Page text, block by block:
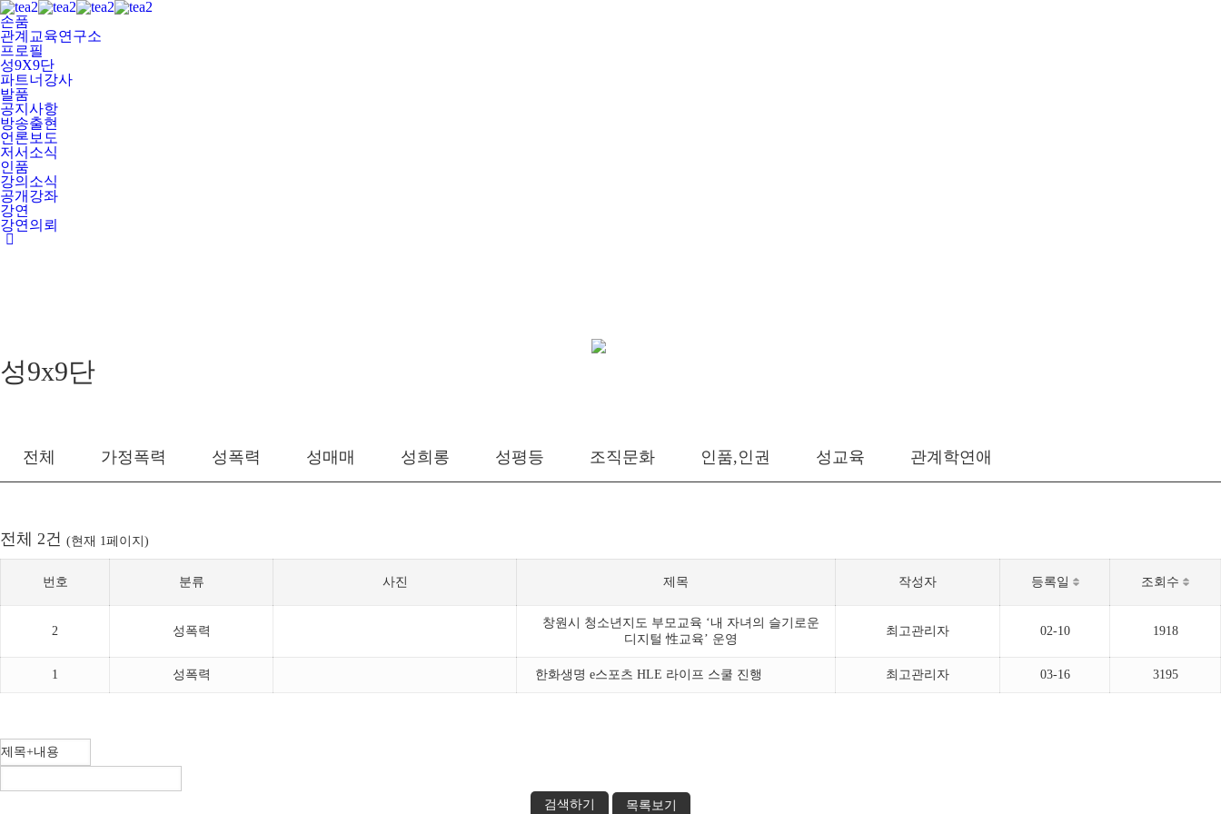
손품
관계교육연구소
프로필
성9X9단
파트너강사
발품
공지사항
방송출현
언론보도
저서소식
인품
강의소식
공개강좌
강연
강연의뢰
성9x9단
전체 가정폭력 성폭력 성매매 성희롱 성평등 조직문화 인품,인권 성교육 관계학연애
전체 2건 (현재 1페이지)
번호 분류 사진 제목 작성자 등록일 조회수
2 성폭력
창원시 청소년지도 부모교육 ‘내 자녀의 슬기로운
디지털 性교육’ 운영
최고관리자 02-10 1918
1 성폭력 한화생명 e스포츠 HLE 라이프 스쿨 진행 최고관리자 03-16 3195
검색하기 목록보기